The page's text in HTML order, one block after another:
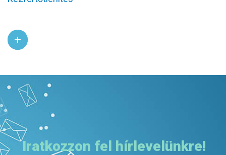
Iratkozzon fel hírlevelünkre!